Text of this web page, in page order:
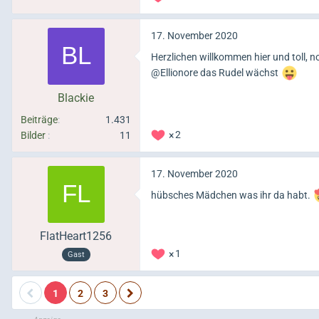
Blackie
Beiträge
1.431
Bilder
11
17. November 2020
Herzlichen willkommen hier und toll,
@Ellionore das Rudel wächst
2
FlatHeart1256
Gast
17. November 2020
hübsches Mädchen was ihr da habt.
1
1 2 3